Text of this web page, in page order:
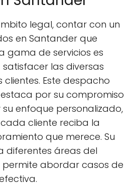
legal, contar con un
en Santander que
gama de servicios es
las diversas
Este despacho
por su compromiso
enfoque personalizado,
cliente reciba la
que merece. Su
diferentes áreas del
permite abordar casos de